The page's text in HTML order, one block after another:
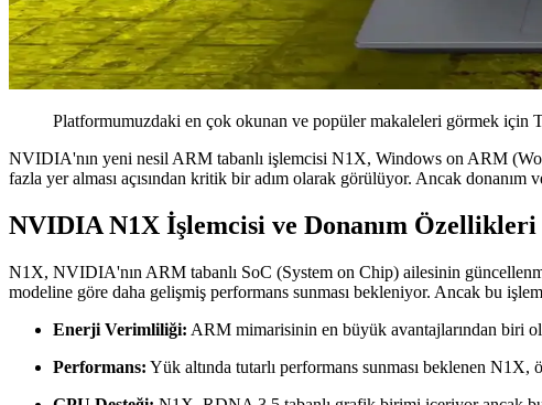
Platformumuzdaki en çok okunan ve popüler makaleleri görmek için
NVIDIA'nın yeni nesil ARM tabanlı işlemcisi N1X, Windows on ARM
fazla yer alması açısından kritik bir adım olarak görülüyor. Ancak donanım
NVIDIA N1X İşlemcisi ve Donanım Özellikleri
N1X, NVIDIA'nın ARM tabanlı SoC (System on Chip) ailesinin
modeline göre daha gelişmiş performans sunması bekleniyor. Ancak bu
Enerji Verimliliği: ARM mimarisinin en büyük avantajlarından biri
Performans: Yük altında tutarlı performans sunması beklenen N1X,